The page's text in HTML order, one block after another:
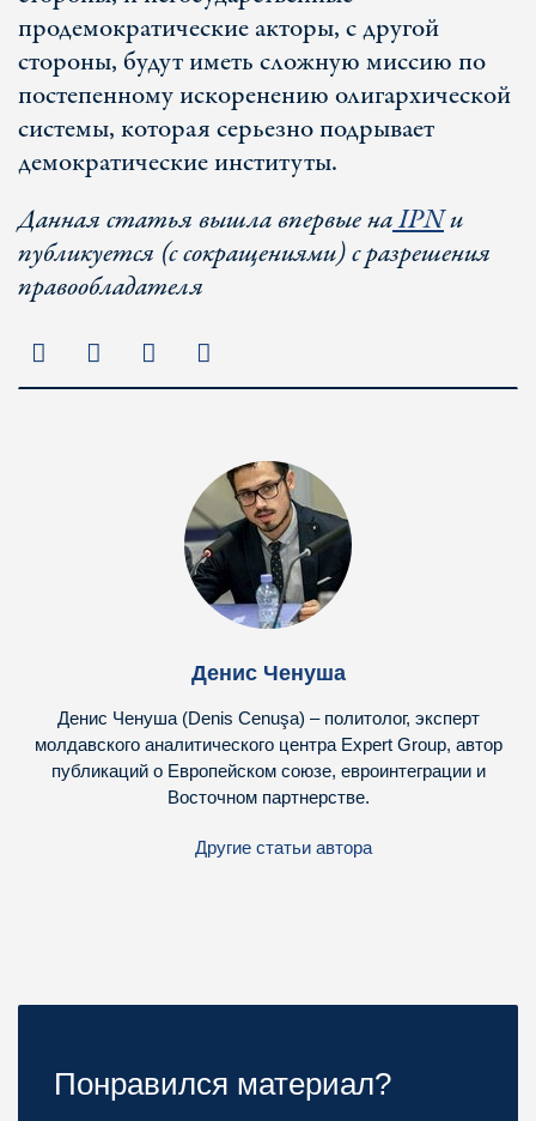
продемократические акторы, с другой
стороны, будут иметь сложную миссию по
постепенному искоренению олигархической
системы, которая серьезно подрывает
демократические институты.
Данная статья вышла впервые наIPNи
публикуется (с сокращениями) с разрешения
правообладателя
Денис Ченуша
Денис Ченуша (Denis Cenuşa) – политолог, эксперт
молдавского аналитического центра Expert Group, автор
публикаций о Европейском союзе, евроинтеграции и
Восточном партнерстве.
Другие статьи автора
Понравился материал?